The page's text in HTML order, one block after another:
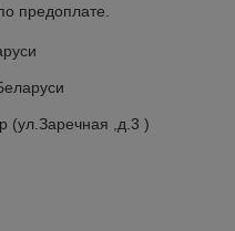
предоплате.
(ул.Заречная ,д.3 )